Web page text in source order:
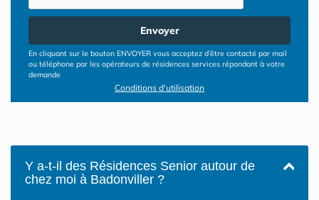
Envoyer
En cliquant sur le bouton ENVOYER vous acceptez d’être contacté par mail
ou téléphone par les opérateurs de résidences services répondant à votre
demande
Conditions d'utilisation
Y a-t-il des Résidences Senior autour de
chez moi à Badonviller ?